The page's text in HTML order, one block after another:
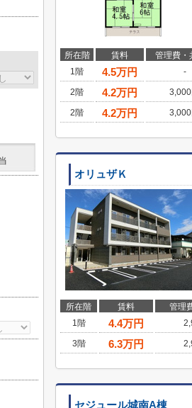
所在階 賃料 管理費・
1階
4.5万円 -
2階
4.2万円 3,000
2階
4.2万円 3,000
オリュザＫ
所在階 賃料 管理
1階
4.4万円
3階
6.3万円
セジュール城南A棟